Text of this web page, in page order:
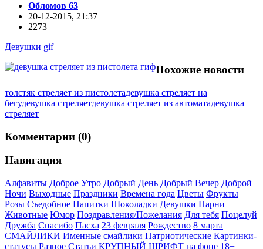
Обломов 63
20-12-2015, 21:37
2273
Девушки gif
Похожие новости
толстяк стреляет из пистолетадевушка стреляет на
бегудевушка стреляетдевушка стреляет из автоматадевушка
стреляет
Комментарии (0)
Навигация
Алфавиты Доброе Утро Добрый День Добрый Вечер Доброй
Ночи Выходные Праздники Времена года Цветы Фрукты
Розы Съедобное Напитки Шоколадки Девушки Парни
Животные Юмор Поздравления/Пожелания Для тебя Поцелуй
Дружба Спасибо Пасха 23 февраля Рождество 8 марта
СМАЙЛИКИ Именные смайлики Патриотические Картинки-
статусы Разное Cтатьи КРУПНЫЙ ШРИФТ на фоне 18+